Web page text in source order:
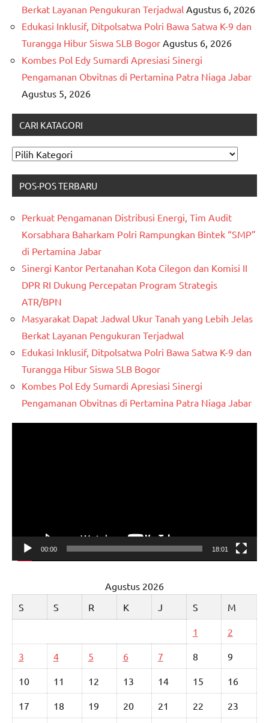
Berkat Layanan Pengukuran Terjadwal Agustus 6, 2026
Edukasi Inklusif, Ditpolsatwa Polri Bawa Satwa K-9 dan
Turangga Hibur Siswa SLB Bogor Agustus 6, 2026
Kombes Pol Edy Sumardi Apresiasi Sinergi
Pengamanan Obvitnas di Pertamina Patra Niaga Jabar
Agustus 5, 2026
CARI KATAGORI
CARI
POS-POS TERBARU
Perkuat Pengamanan Distribusi Energi, Tim Audit
Korsabhara Baharkam Polri Rampungkan Bintek “SMP”
di Pertamina Jabar
Sinergi Kantor Pertanahan Kota Cilegon dan Komisi II
DPR RI Dukung Percepatan Program Strategis
ATR/BPN
Masyarakat Dapat Jadwal Ukur Tanah yang Lebih Jelas
Berkat Layanan Pengukuran Terjadwal
Edukasi Inklusif, Ditpolsatwa Polri Bawa Satwa K-9 dan
Turangga Hibur Siswa SLB Bogor
Kombes Pol Edy Sumardi Apresiasi Sinergi
Pengamanan Obvitnas di Pertamina Patra Niaga Jabar
00:00 18:01
Agustus 2026
S
S R K J S M
1 2
3 4 5 6 7 8 9
10 11 12 13 14 15 16
17 18 19 20 21 22 23